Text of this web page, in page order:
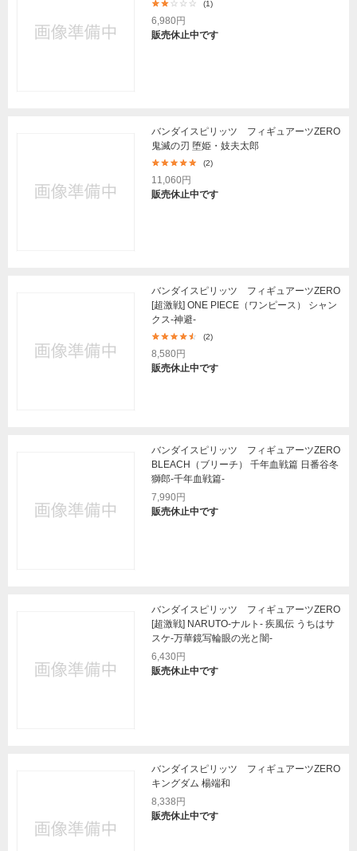
(1)
6,980円
販売休止中です
バンダイスピリッツ フィギュアーツZERO
鬼滅の刃 堕姫・妓夫太郎
(2)
11,060円
販売休止中です
バンダイスピリッツ フィギュアーツZERO
[超激戦] ONE PIECE（ワンピース） シャン
クス-神避-
(2)
8,580円
販売休止中です
バンダイスピリッツ フィギュアーツZERO
BLEACH（ブリーチ） 千年血戦篇 日番谷冬
獅郎-千年血戦篇-
7,990円
販売休止中です
バンダイスピリッツ フィギュアーツZERO
[超激戦] NARUTO-ナルト- 疾風伝 うちはサ
スケ-万華鏡写輪眼の光と闇-
6,430円
販売休止中です
バンダイスピリッツ フィギュアーツZERO
キングダム 楊端和
8,338円
販売休止中です